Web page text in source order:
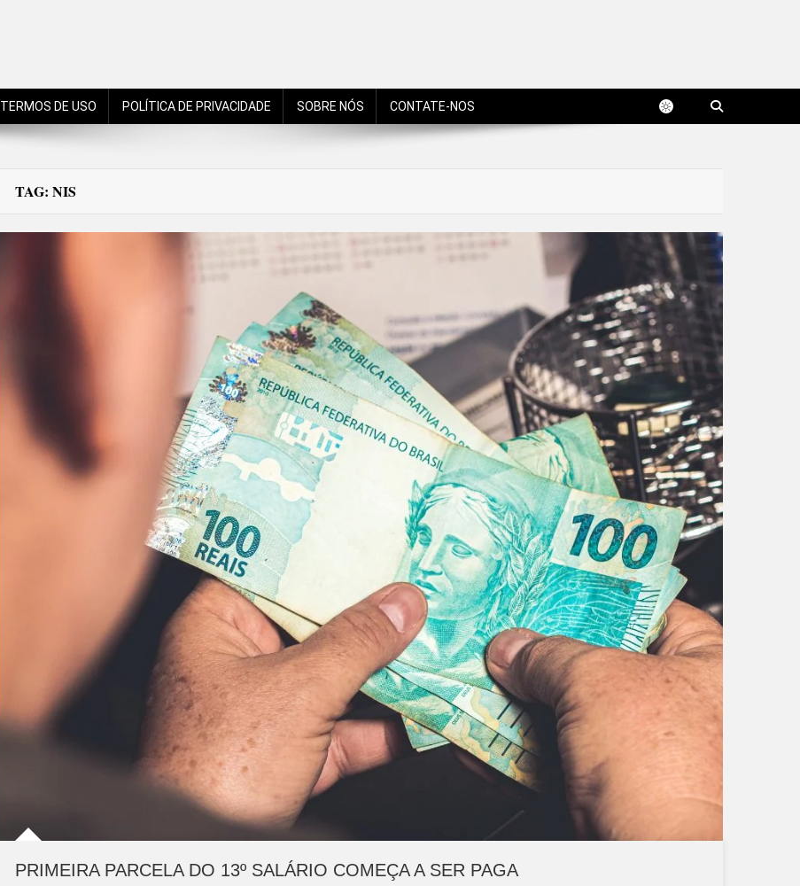
TERMOS DE USO POLÍTICA DE PRIVACIDADE SOBRE NÓS CONTATE-NOS
TAG: NIS
PRIMEIRA PARCELA DO 13º SALÁRIO COMEÇA A SER PAGA